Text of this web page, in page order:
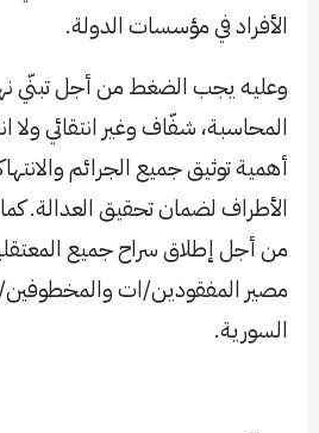
الأفراد في مؤسسات الدولة.
وعليه يجب الضغط من أجل تبنّي
المحاسبة، شفّاف وغير انتقائي ولا
أهمية توثيق جميع الجرائم
الأطراف لضمان تحقيق العدالة.
من أجل إطلاق سراح جميع
مصير المفقودين/ات والمخطوفين/
السورية.